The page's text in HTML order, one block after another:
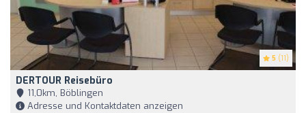
5 (11)
DERTOUR Reisebüro
11,0km, Böblingen
Adresse und Kontaktdaten anzeigen